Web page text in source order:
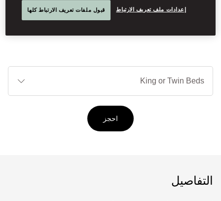
exceptional comfort.
احجز
التفاصيل
إعدادات ملف تعريف الارتباط قبول ملفات تعريف الارتباط كلها